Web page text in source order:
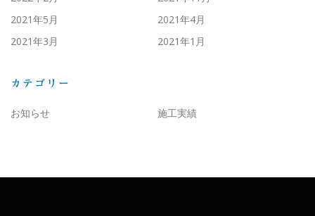
2021年5月
2021年4月
2021年3月
2021年1月
カテゴリー
お知らせ 施工実績